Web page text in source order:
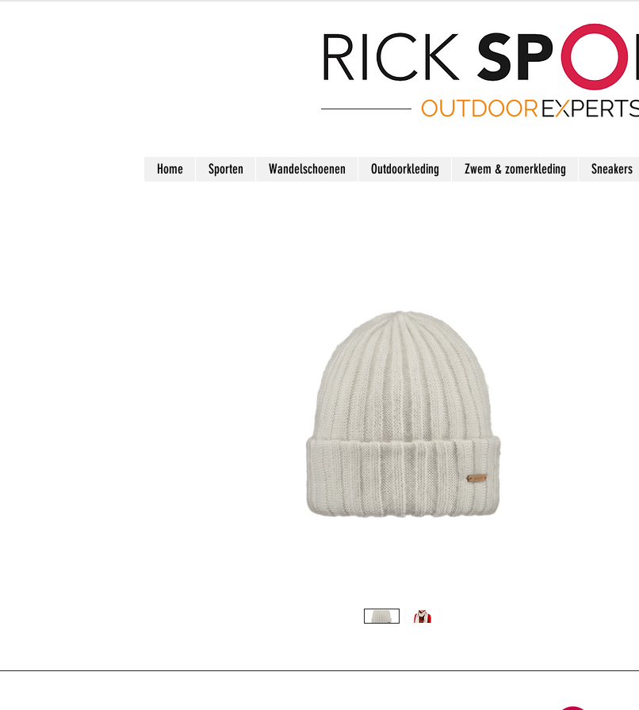
Home Sporten Wandelschoenen Outdoorkleding Zwem & zomerkleding Sneakers